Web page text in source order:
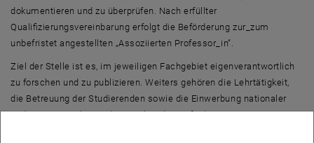
dokumentieren und zu überprüfen. Nach erfüllter
Qualifizierungsvereinbarung erfolgt die Beförderung zur_zum
unbefristet angestellten „Assoziierten Professor_in“.
Ziel der Stelle ist es, im jeweiligen Fachgebiet eigenverantwortlich
zu forschen und zu publizieren. Weiters gehören die Lehrtätigkeit,
die Betreuung der Studierenden sowie die Einwerbung nationaler
und internationaler Fördermittel zu den Aufgaben.